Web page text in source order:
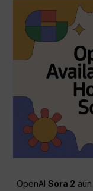
OpenAISora 2